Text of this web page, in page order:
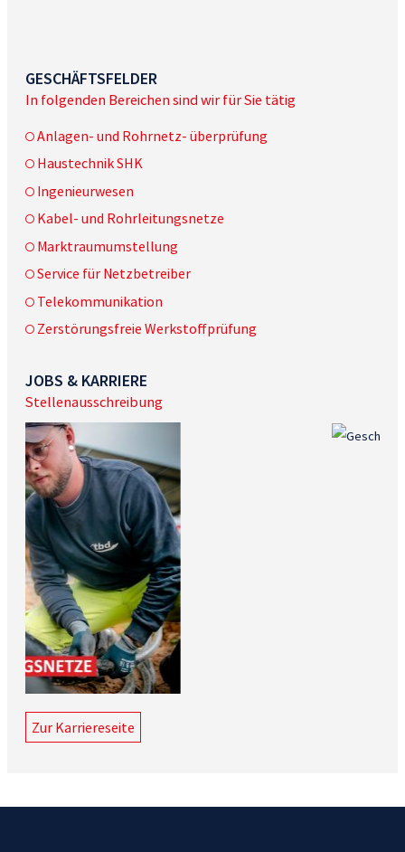
GESCHÄFTSFELDER
In folgenden Bereichen sind wir für Sie tätig
Anlagen- und Rohrnetz- überprüfung
Haustechnik SHK
Ingenieurwesen
Kabel- und Rohrleitungsnetze
Marktraumumstellung
Service für Netzbetreiber
Telekommunikation
Zerstörungsfreie Werkstoffprüfung
JOBS & KARRIERE
Stellenausschreibung
Zur Karriereseite